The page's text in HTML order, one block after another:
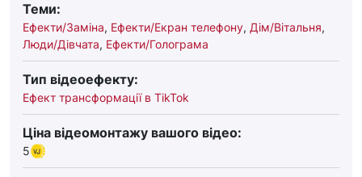
Теми:
Ефекти/Заміна, Ефекти/Екран телефону, Дім/Вітальня,
Люди/Дівчата, Ефекти/Голограма
Тип відеоефекту:
Ефект трансформації в TikTok
Ціна відеомонтажу вашого відео:
5